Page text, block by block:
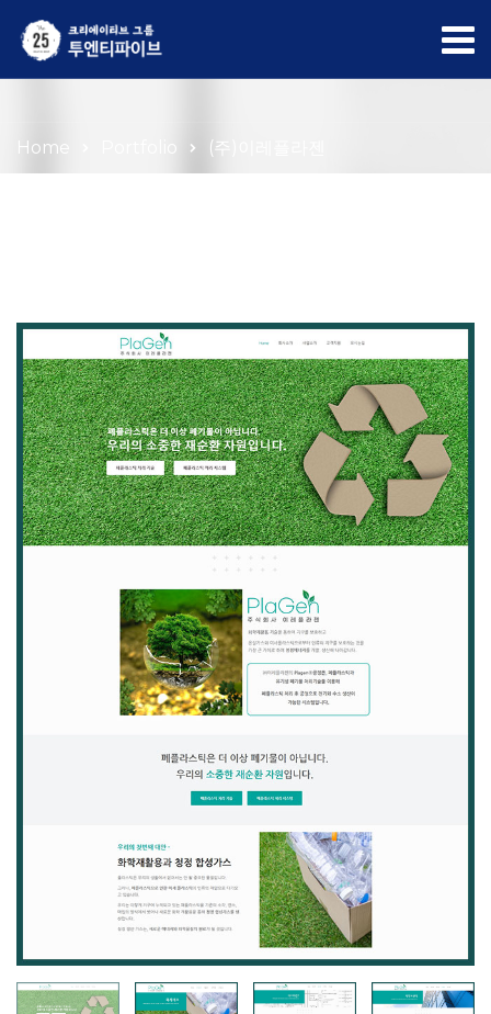
Portfolio
Home Portfolio (주)이레플라젠